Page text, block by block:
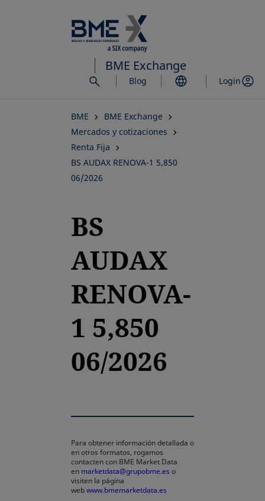
al
contenido
principal
BME Exchange
Blog Login
BME
BME Exchange
Mercados y cotizaciones
Renta Fija
BS AUDAX RENOVA-1 5,850
06/2026
BS
AUDAX
RENOVA-
1 5,850
06/2026
Para obtener información detallada o
en otros formatos, rogamos
contacten con BME Market Data
en marketdata@grupobme.es o
visiten la página
webwww.bmemarketdata.es